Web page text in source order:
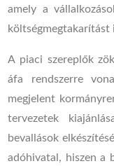
amely a
költségmegtakarítást
A piaci szereplők
áfa rendszerre
megjelent
tervezetek
bevallások
adóhivatal, hiszen a